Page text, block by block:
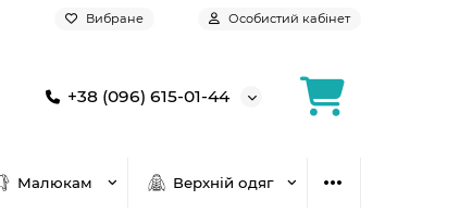
Вибране Особистий кабінет
+38 (096) 615-01-44
Малюкам Верхній одяг